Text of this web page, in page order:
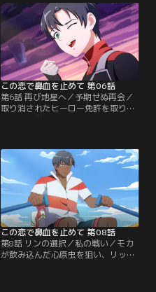
事に身が入らず結果を出せないヤー
センは、モカの事を遠ざけようとす
る。そこに、人生の意義を求める長
寿星人が訪れる。今度こそ生命の意
義を見つけるため…。
この恋で鼻血を止めて 第06話
第6話 再び地星へ／予期せぬ再会／
取り消されたヒーロー免許を取り戻
すため、厳しい試験に挑むヤーセ
えたが、試験の最中で仕掛けられた
罠にはまってしまい、絶体絶命に。
一方、ヤーセンに置いていかれ、退
屈で虫の息だったモカは、何故か絶
好調になっていた。一体モカの体に
何が起こっているのか…。
この恋で鼻血を止めて 第08話
第8話 リンの選択／私の戦い／モカ
が飲み込んだ心原虫を狙い、リッ